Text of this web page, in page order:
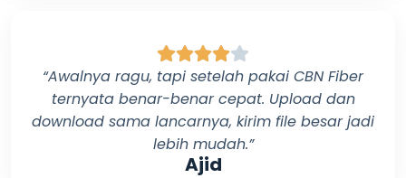
“Awalnya ragu, tapi setelah pakai CBN Fiber
ternyata benar-benar cepat. Upload dan
download sama lancarnya, kirim file besar jadi
lebih mudah.”
Ajid